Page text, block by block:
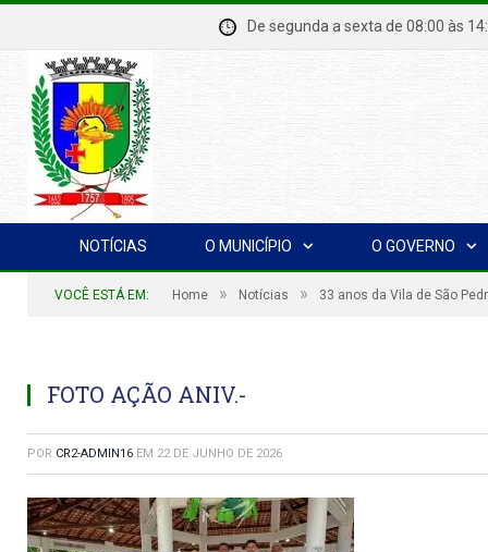
De segunda a sexta de 08:00
NOTÍCIAS O MUNICÍPIO O GOVERNO
VOCÊ ESTÁ EM: Home » Notícias » 33 anos da Vila de São
FOTO AÇÃO ANIV.-
POR CR2-ADMIN16 EM 22 DE JUNHO DE 2026